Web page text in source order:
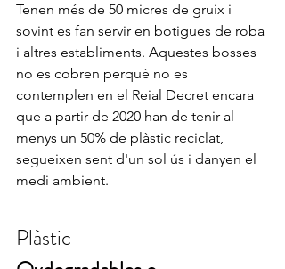
Tenen més de 50 micres de gruix i
sovint es fan servir en botigues de roba
i altres establiments. Aquestes bosses
no es cobren perquè no es
contemplen en el Reial Decret encara
que a partir de 2020 han de tenir al
menys un 50% de plàstic reciclat,
segueixen sent d'un sol ús i danyen el
medi ambient.
Plàstic